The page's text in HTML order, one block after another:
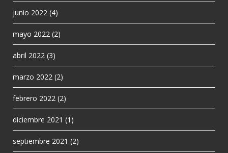
junio 2022 (4)
mayo 2022 (2)
abril 2022 (3)
marzo 2022 (2)
febrero 2022 (2)
diciembre 2021 (1)
septiembre 2021 (2)